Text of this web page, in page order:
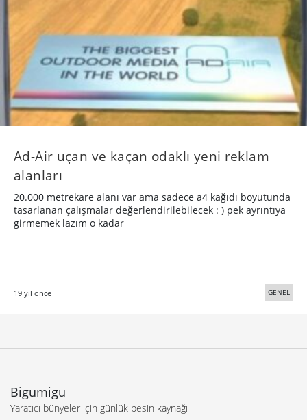
Ad-Air uçan ve kaçan odaklı yeni reklam
alanları
20.000 metrekare alanı var ama sadece a4 kağıdı boyutunda
tasarlanan çalışmalar değerlendirilebilecek : ) pek ayrıntıya
girmemek lazım o kadar
19 yıl önce GENEL
Bigumigu
Yaratıcı bünyeler için günlük besin kaynağı